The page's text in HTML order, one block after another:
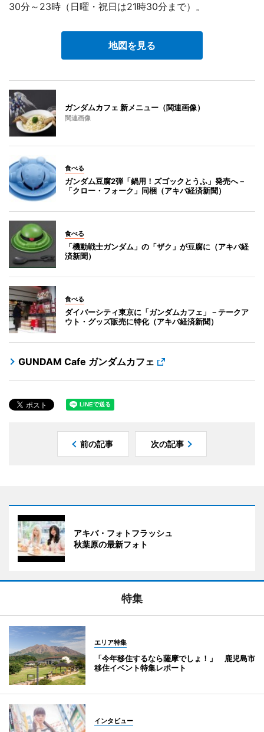
30分～23時（日曜・祝日は21時30分まで）。
地図を見る
ガンダムカフェ 新メニュー（関連画像）
関連画像
食べる
ガンダム豆腐2弾「鍋用！ズゴックとうふ」発売へ－
「クロー・フォーク」同梱（アキバ経済新聞）
食べる
「機動戦士ガンダム」の「ザク」が豆腐に（アキバ経
済新聞）
食べる
ダイバーシティ東京に「ガンダムカフェ」－テークア
ウト・グッズ販売に特化（アキバ経済新聞）
GUNDAM Cafe ガンダムカフェ
前の記事 次の記事
アキバ・フォトフラッシュ
秋葉原の最新フォト
特集
エリア特集
「今年移住するなら薩摩でしょ！」 鹿児島市
移住イベント特集レポート
インタビュー